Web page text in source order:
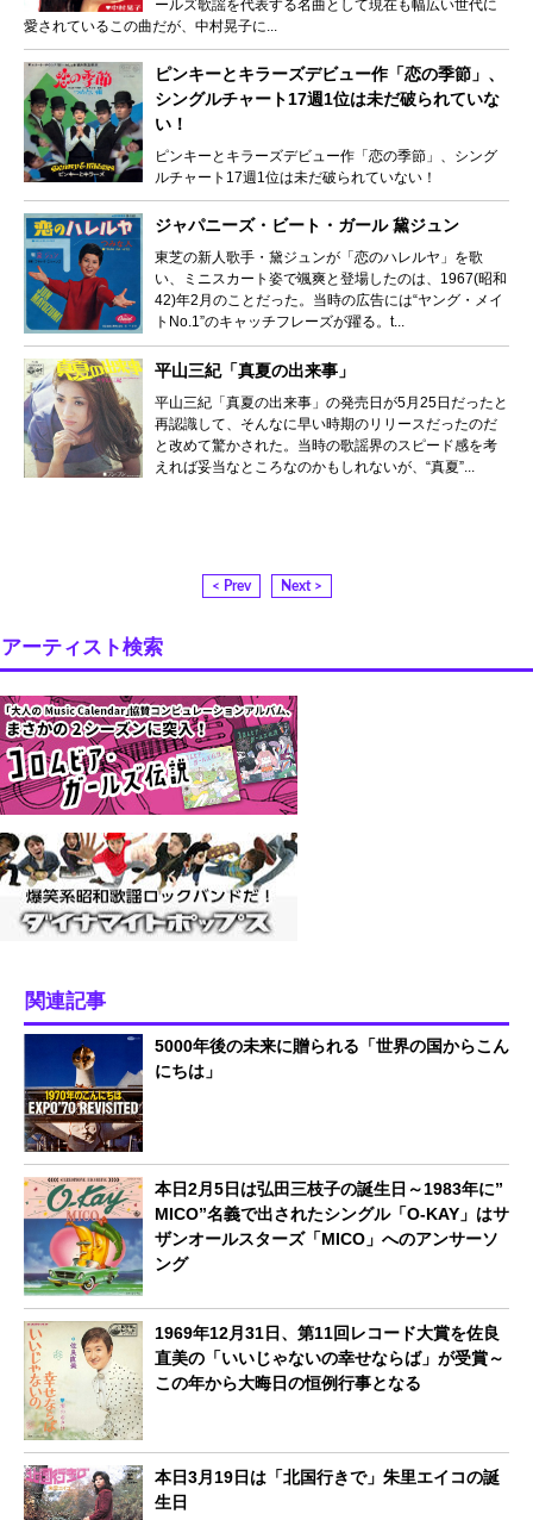
ールズ歌謡を代表する名曲として現在も幅広い世代に
愛されているこの曲だが、中村晃子に...
ピンキーとキラーズデビュー作「恋の季節」、
シングルチャート17週1位は未だ破られていな
い！
ピンキーとキラーズデビュー作「恋の季節」、シング
ルチャート17週1位は未だ破られていない！
ジャパニーズ・ビート・ガール 黛ジュン
東芝の新人歌手・黛ジュンが「恋のハレルヤ」を歌
い、ミニスカート姿で颯爽と登場したのは、1967(昭和
42)年2月のことだった。当時の広告には“ヤング・メイ
トNo.1”のキャッチフレーズが躍る。t...
平山三紀「真夏の出来事」
平山三紀「真夏の出来事」の発売日が5月25日だったと
再認識して、そんなに早い時期のリリースだったのだ
と改めて驚かされた。当時の歌謡界のスピード感を考
えれば妥当なところなのかもしれないが、“真夏”...
< Prev Next >
アーティスト検索
関連記事
5000年後の未来に贈られる「世界の国からこん
にちは」
本日2月5日は弘田三枝子の誕生日～1983年に”
MICO”名義で出されたシングル「O-KAY」はサ
ザンオールスターズ「MICO」へのアンサーソ
ング
1969年12月31日、第11回レコード大賞を佐良
直美の「いいじゃないの幸せならば」が受賞～
この年から大晦日の恒例行事となる
本日3月19日は「北国行きで」朱里エイコの誕
生日